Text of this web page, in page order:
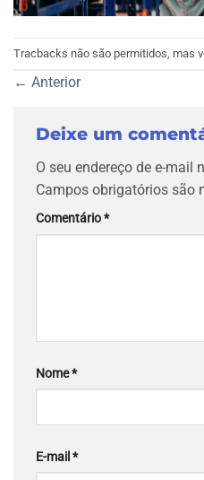
Tracbacks não são permitidos, mas
← Anterior
Deixe um
O seu endereço de e-mail
Campos obrigatórios são
Comentário*
Nome*
E-mail *